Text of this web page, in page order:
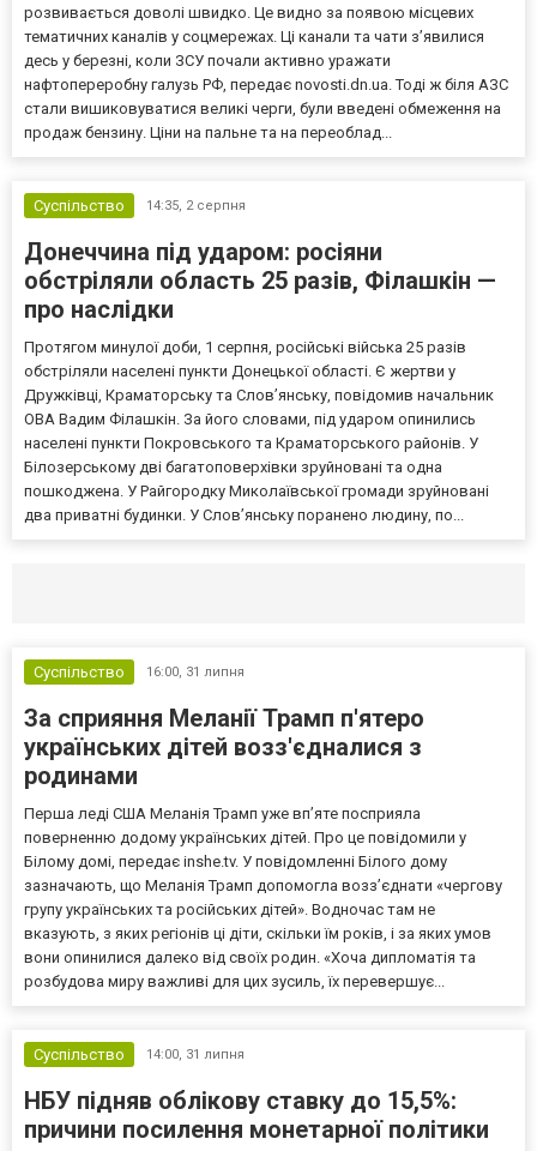
розвивається доволі швидко. Це видно за появою місцевих
тематичних каналів у соцмережах. Ці канали та чати з’явилися
десь у березні, коли ЗСУ почали активно уражати
нафтопереробну галузь РФ, передає novosti.dn.ua. Тоді ж біля АЗС
стали вишиковуватися великі черги, були введені обмеження на
продаж бензину. Ціни на пальне та на переоблад...
Суспільство 14:35, 2 серпня
Донеччина під ударом: росіяни
обстріляли область 25 разів, Філашкін —
про наслідки
Протягом минулої доби, 1 серпня, російські війська 25 разів
обстріляли населені пункти Донецької області. Є жертви у
Дружківці, Краматорську та Слов’янську, повідомив начальник
ОВА Вадим Філашкін. За його словами, під ударом опинились
населені пункти Покровського та Краматорського районів. У
Білозерському дві багатоповерхівки зруйновані та одна
пошкоджена. У Райгородку Миколаївської громади зруйновані
два приватні будинки. У Слов’янську поранено людину, по...
Суспільство 16:00, 31 липня
За сприяння Меланії Трамп п'ятеро
українських дітей возз'єдналися з
родинами
Перша леді США Меланія Трамп уже впʼяте посприяла
поверненню додому українських дітей. Про це повідомили у
Білому домі, передає inshe.tv. У повідомленні Білого дому
зазначають, що Меланія Трамп допомогла возз’єднати «чергову
групу українських та російських дітей». Водночас там не
вказують, з яких регіонів ці діти, скільки їм років, і за яких умов
вони опинилися далеко від своїх родин. «Хоча дипломатія та
розбудова миру важливі для цих зусиль, їх перевершує...
Суспільство 14:00, 31 липня
НБУ підняв облікову ставку до 15,5%:
причини посилення монетарної політики